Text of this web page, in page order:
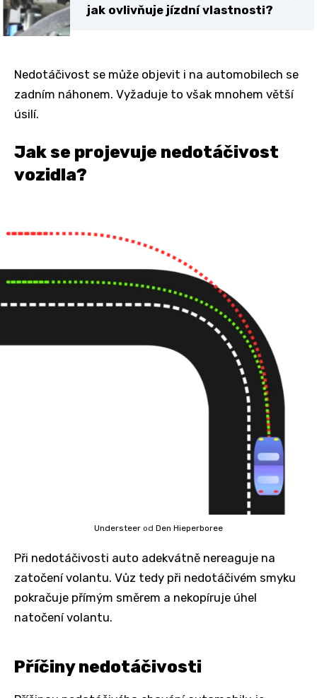
jak ovlivňuje jízdní vlastnosti?
Nedotáčivost se může objevit i na automobilech se
zadním náhonem. Vyžaduje to však mnohem větší
úsilí.
Jak se projevuje nedotáčivost
vozidla?
Understeer od Den Hieperboree
Při nedotáčivosti auto adekvátně nereaguje na
zatočení volantu. Vůz tedy při nedotáčivém smyku
pokračuje přímým směrem a nekopíruje úhel
natočení volantu.
Příčiny nedotáčivosti